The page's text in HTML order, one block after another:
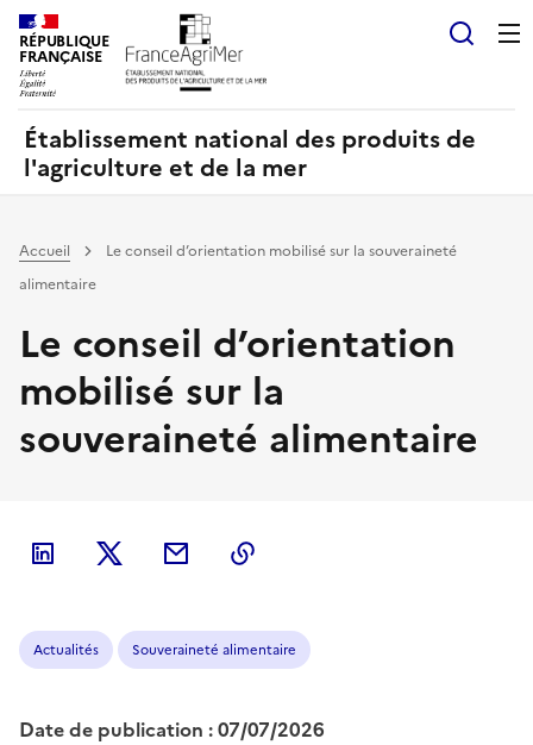
RÉPUBLIQUE
FRANÇAISE
Établissement national des produits de
l'agriculture et de la mer
Accueil
Le conseil d’orientation mobilisé sur la souveraineté
alimentaire
Le conseil d’orientation
mobilisé sur la
souveraineté alimentaire
Actualités Souveraineté alimentaire
Date de publication : 07/07/2026
Panneau de gestion des cookies